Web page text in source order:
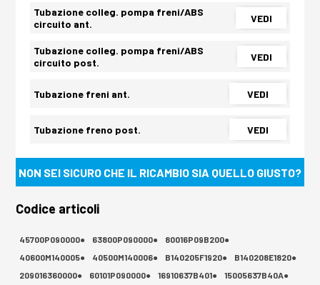
Tubazione colleg. pompa freni/ABS
circuito ant.
VEDI
Tubazione colleg. pompa freni/ABS
circuito post.
VEDI
Tubazione freni ant. VEDI
Tubazione freno post. VEDI
NON SEI SICURO CHE IL RICAMBIO SIA QUELLO GIUSTO?
Codice articoli
45700P090000● 63800P090000●
80016P09B200●
40600M140005●
40500M140006● B140205F1920●
B140208E1820●
209016360000●
60101P090000● 16910637B401●
15005637B40A●